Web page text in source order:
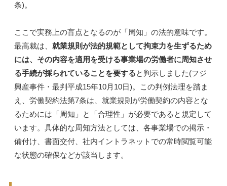
条)。
ここで実務上の盲点となるのが「周知」の法的意味です。
最高裁は、 就業規則が法的規範として拘束力を生ずるため
には、その内容を適用を受ける事業場の労働者に周知させ
る手続が採られていることを要すると判示しました(フジ
興産事件・最判平成15年10月10日)。この判例法理を踏ま
え、労働契約法第7条は、就業規則が労働契約の内容とな
るためには「周知」と「合理性」が必要であると規定して
います。具体的な周知方法としては、各事業場での掲示・
備付け、書面交付、社内イントラネットでの常時閲覧可能
な状態の確保などが該当します。